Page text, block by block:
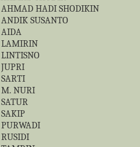
AHMAD HADI SHODIKIN
ANDIK SUSANTO
AIDA
LAMIRIN
LINTISNO
JUPRI
SARTI
M. NURI
SATUR
SAKIP
PURWADI
RUSIDI